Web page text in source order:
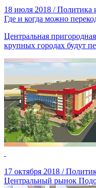
18 июля 2018 / Политика
Где и когда можно
Центральная
крупных городах будут
17 октября 2018 /
Центральный рынок